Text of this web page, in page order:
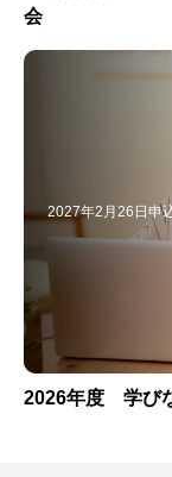
会
2027年2月26日申
2026年度 学び